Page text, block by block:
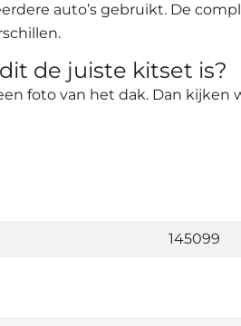
auto’s gebruikt. De
de juiste kitset is?
foto van het dak. Dan kijken
145099